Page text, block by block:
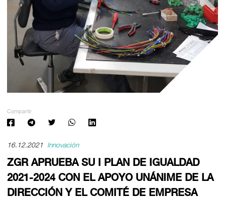
Compartir
16.12.2021 Innovación
ZGR APRUEBA SU I PLAN DE IGUALDAD
2021-2024 CON EL APOYO UNÁNIME DE LA
DIRECCIÓN Y EL COMITÉ DE EMPRESA